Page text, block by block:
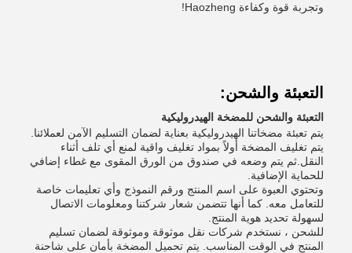
وتجربة قوة وكفاءة Haozheng!
التعبئة والشحن:
التعبئة والشحن للمضخة الهيدروليكية
يتم تعبئة مضخاتنا الهيدروليكية بعناية لضمان التسليم الآمن لعملائنا.
يتم تغليف المضخة أولاً بمواد تغليف واقية لمنع أي تلف أثناء
النقل.ثم يتم وضعه في صندوق من الورق المقوى مع غطاء إضافي
للحماية الإضافية.
وتحتوي العبوة على اسم المنتج ورقم النموذج وأي تعليمات خاصة
للتعامل معه. كما أنها تتضمن شعار شركتنا ومعلومات الاتصال
لسهولة تحديد هوية المنتج.
للشحن ، نستخدم شركات نقل موثوقة وموثوقة لضمان تسليم
المنتج في الوقت المناسب. يتم تحميل المضخة بأمان على شاحنة